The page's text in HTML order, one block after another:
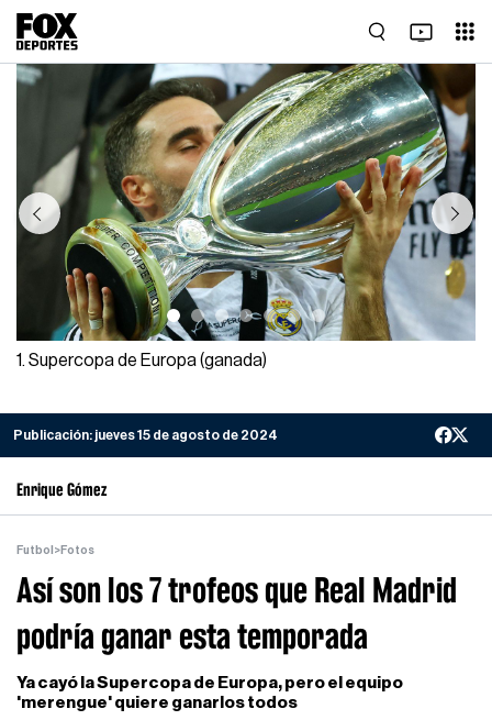
Previous Next
1. Supercopa de Europa (ganada)
Publicación: jueves 15 de agosto de 2024
Enrique Gómez
Futbol >Fotos
Así son los 7 trofeos que Real Madrid
podría ganar esta temporada
Ya cayó la Supercopa de Europa, pero el equipo
'merengue' quiere ganarlos todos